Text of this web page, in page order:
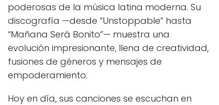
poderosas de la música latina moderna. Su
discografía —desde “Unstoppable” hasta
“Mañana Será Bonito”— muestra una
evolución impresionante, llena de creatividad,
fusiones de géneros y mensajes de
empoderamiento.
Hoy en día, sus canciones se escuchan en